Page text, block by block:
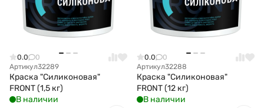
0.0
0
Артикул32289
Краска "Силиконовая"
FRONT (1,5 кг)
В наличии
0.0
0
Артикул32288
Краска "Силиконовая"
FRONT (12 кг)
В наличии